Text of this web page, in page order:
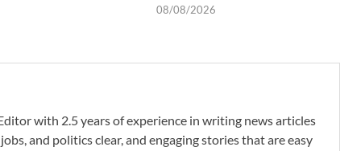
08/08/2026
with 2.5 years of experience in writing news articles
and politics clear, and engaging stories that are easy